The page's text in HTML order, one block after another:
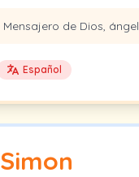
Mensajero de Dios, ángel
Español
Simon